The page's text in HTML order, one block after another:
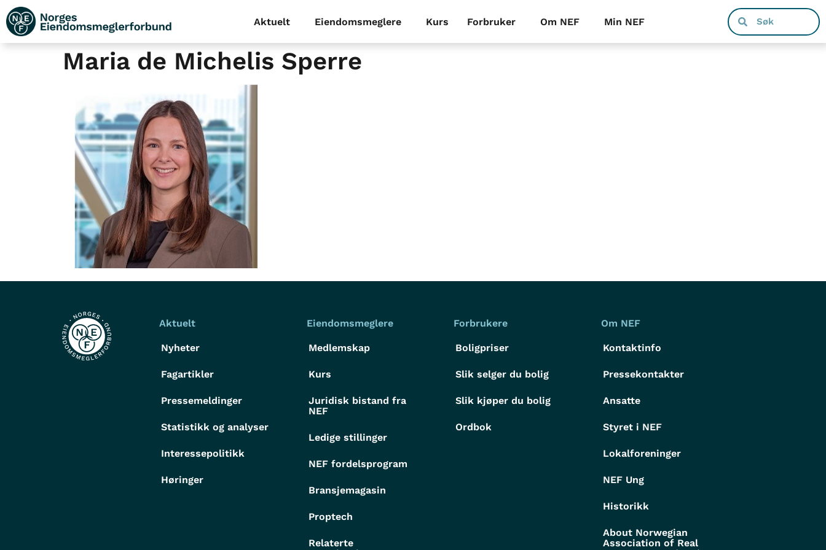
Aktuelt Eiendomsmeglere Kurs Forbruker Om NEF Min NEF
Maria de Michelis Sperre
Aktuelt
Nyheter
Fagartikler
Pressemeldinger
Statistikk og analyser
Interessepolitikk
Høringer
Eiendomsmeglere
Medlemskap
Kurs
Juridisk bistand fra
NEF
Ledige stillinger
NEF fordelsprogram
Bransjemagasin
Proptech
Relaterte
Forbrukere
Boligpriser
Slik selger du bolig
Slik kjøper du bolig
Ordbok
Om NEF
Kontaktinfo
Pressekontakter
Ansatte
Styret i NEF
Lokalforeninger
NEF Ung
Historikk
About Norwegian
Association of Real